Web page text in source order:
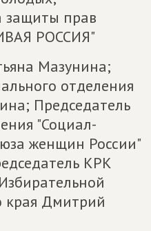
защиты прав
РОССИЯ"
Мазунина;
отделения
Председатель
"Социал-
женщин России"
КРК
края Дмитрий